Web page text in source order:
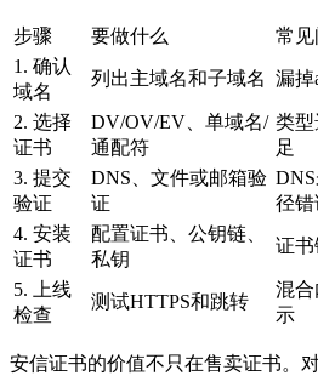
步骤 要做什么 常见
1. 确认
域名
列出主域名和子域名 漏掉
2. 选择
证书
DV/OV/EV、单域名/
通配符
类型
足
3. 提交
验证
DNS、文件或邮箱验
证
径错
4. 安装
证书
配置证书、公钥链、
私钥
证
5. 上线
检查
测试HTTPS和跳转
混合
示
安信证书的价值不只在售卖证书。